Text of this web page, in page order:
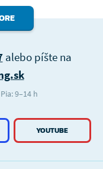
YOUTUBE
alebo píšte na
9–14 h